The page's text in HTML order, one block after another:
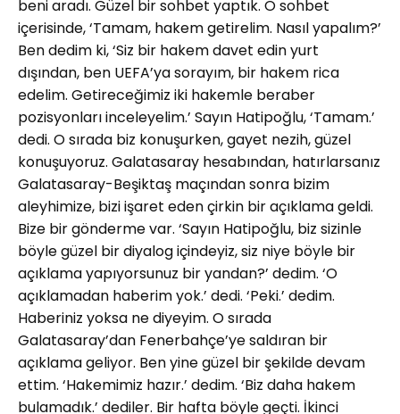
beni aradı. Güzel bir sohbet yaptık. O sohbet
içerisinde, ‘Tamam, hakem getirelim. Nasıl yapalım?’
Ben dedim ki, ‘Siz bir hakem davet edin yurt
dışından, ben UEFA’ya sorayım, bir hakem rica
edelim. Getireceğimiz iki hakemle beraber
pozisyonları inceleyelim.’ Sayın Hatipoğlu, ‘Tamam.’
dedi. O sırada biz konuşurken, gayet nezih, güzel
konuşuyoruz. Galatasaray hesabından, hatırlarsanız
Galatasaray-Beşiktaş maçından sonra bizim
aleyhimize, bizi işaret eden çirkin bir açıklama geldi.
Bize bir gönderme var. ‘Sayın Hatipoğlu, biz sizinle
böyle güzel bir diyalog içindeyiz, siz niye böyle bir
açıklama yapıyorsunuz bir yandan?’ dedim. ‘O
açıklamadan haberim yok.’ dedi. ‘Peki.’ dedim.
Haberiniz yoksa ne diyeyim. O sırada
Galatasaray’dan Fenerbahçe’ye saldıran bir
açıklama geliyor. Ben yine güzel bir şekilde devam
ettim. ‘Hakemimiz hazır.’ dedim. ‘Biz daha hakem
bulamadık.’ dediler. Bir hafta böyle geçti. İkinci